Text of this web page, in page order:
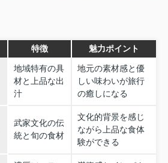
特徴 魅力ポイント
地域特有の具
材と上品な出
汁
地元の素材感と優
しい味わいが旅行
の癒しになる
武家文化の伝
統と旬の食材
文化的背景を感じ
ながら上品な食体
験ができる